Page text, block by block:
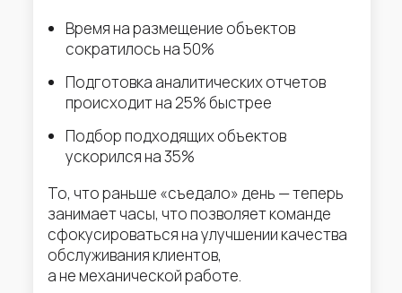
То, что раньше «съедало» день — теперь
занимает часы, что позволяет команде
сфокусироваться на улучшении качества
обслуживания клиентов,
а не механической работе.
Время на размещение объектов
сократилось на 50%
Подготовка аналитических отчетов
происходит на 25% быстрее
Подбор подходящих объектов
ускорился на 35%